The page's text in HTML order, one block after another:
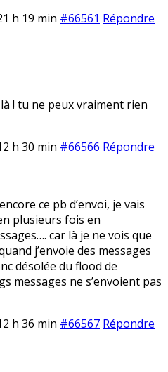
h 19 min #66561 Répondre
! tu ne peux vraiment rien
h 30 min #66566 Répondre
ce pb d’envoi, je vais
plusieurs fois en
car là je ne vois que
j’envoie des messages
désolée du flood de
messages ne s’envoient pas
h 36 min #66567 Répondre